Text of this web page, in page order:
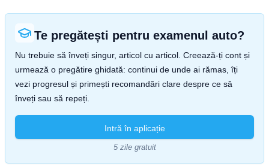
Te pregătești pentru examenul auto?
Nu trebuie să înveți singur, articol cu articol. Creează-ți cont și
urmează o pregătire ghidată: continui de unde ai rămas, îți
vezi progresul și primești recomandări clare despre ce să
înveți sau să repeți.
Intră în aplicație
5 zile gratuit